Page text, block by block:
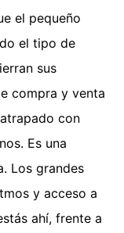
el pequeño
el tipo de
sus
compra y venta
con
Es una
Los grandes
y acceso a
ahí, frente a